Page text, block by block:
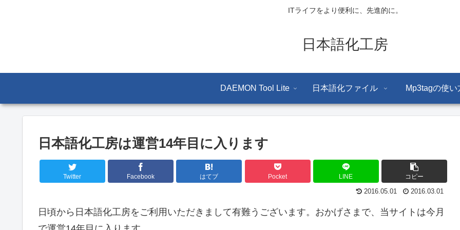
ITライフをより便利に、先進的に。
日本語化工房
DAEMON Tool Lite 日本語化ファイル Mp3tagの使い
日本語化工房は運営14年目に入ります
Twitter Facebook はてブ Pocket LINE コピー
2016.05.01 2016.03.01
日頃から日本語化工房をご利用いただきまして有難うございます。おかげさまで、当サイトは今月